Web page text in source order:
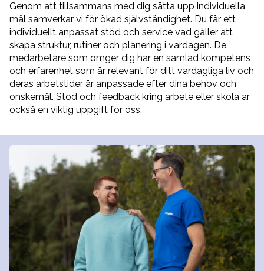
Genom att tillsammans med dig sätta upp individuella
mål samverkar vi för ökad självständighet. Du får ett
individuellt anpassat stöd och service vad gäller att
skapa struktur, rutiner och planering i vardagen. De
medarbetare som omger dig har en samlad kompetens
och erfarenhet som är relevant för ditt vardagliga liv och
deras arbetstider är anpassade efter dina behov och
önskemål. Stöd och feedback kring arbete eller skola är
också en viktig uppgift för oss.